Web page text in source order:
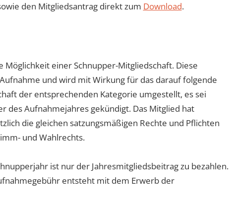
den Mitgliedsantrag direkt zum Download.
einer Schnupper-Mitgliedschaft. Diese
und wird mit Wirkung für das darauf folgende
der entsprechenden Kategorie umgestellt, es sei
des Aufnahmejahres gekündigt. Das Mitglied hat
die gleichen satzungsmäßigen Rechte und Pflichten
und Wahlrechts.
ist nur der Jahresmitgliedsbeitrag zu bezahlen.
entsteht mit dem Erwerb der